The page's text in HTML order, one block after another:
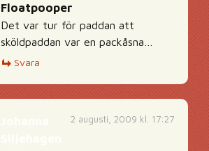
Floatpooper
Det var tur för paddan att
sköldpaddan var en packåsna…
Svara
2 augusti, 2009 kl. 17:27